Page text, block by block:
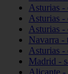
Asturias -
Asturias -
Asturias -
Navarra -
Asturias -
Madrid -
Alicante -